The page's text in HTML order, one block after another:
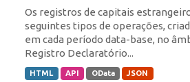
Os registros de capitais
seguintes tipos de operações,
em cada período data-base, no
Registro Declaratório...
HTML API OData JSON